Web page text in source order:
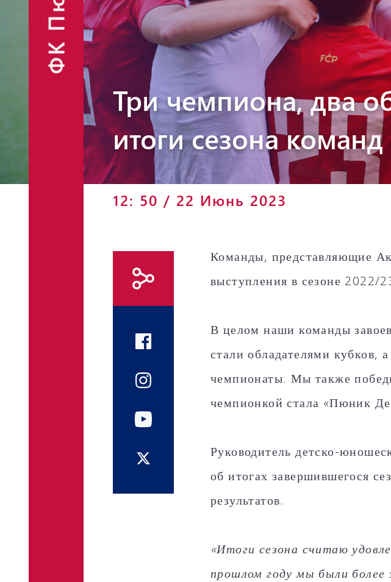
Финансовые
отчёты
Объявления
Контакты
Фан-шоп
Три чемпиона, два
итоги сезона
12: 50 / 22 Июнь 2023
Команды, представляющие
выступления в сезоне 2022/
В целом наши команды
стали обладателями
чемпионаты. Мы также
чемпионкой стала «Пюник
Руководитель детско-
об итогах завершившегося
результатов.
«Итоги сезона считаю
прошлом году мы были